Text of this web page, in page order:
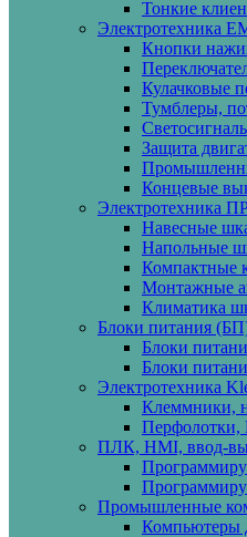
Тонкие
Электротехника
Кнопки
Кулачковые
Тумблеры,
Защита
Концевые
Электротехника
Навесные
Напольные
Компактные
Монтажные
Климатика
Блоки питания
Блоки
Блоки
Электротехника
Клеммники,
Перфолотки,
ПЛК, HMI, ввод-
Промышленные
Компьютеры